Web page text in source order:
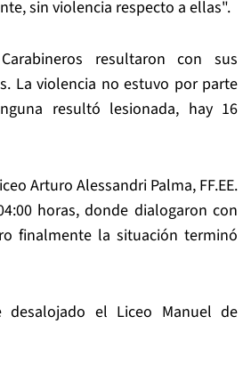
sin violencia respecto a ellas".
resultaron con sus
La violencia no estuvo por parte
resultó lesionada, hay 16
Arturo Alessandri Palma, FF.EE.
horas, donde dialogaron con
finalmente la situación terminó
desalojado el Liceo Manuel de